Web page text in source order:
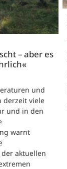
– aber es
und
derzeit viele
und in den
warnt
aktuellen